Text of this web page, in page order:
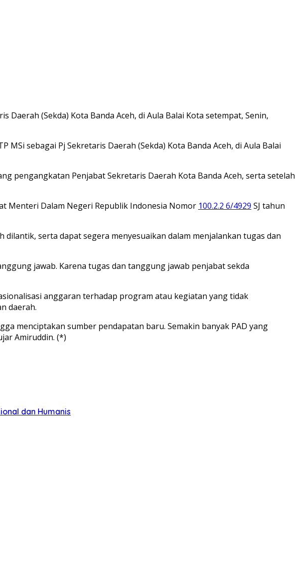
Daerah (Sekda) Kota Banda Aceh, di Aula Balai Kota setempat, Senin,
MSi sebagai Pj Sekretaris Daerah (Sekda) Kota Banda Aceh, di Aula Balai
pengangkatan Penjabat Sekretaris Daerah Kota Banda Aceh, serta setelah
Menteri Dalam Negeri Republik Indonesia Nomor 100.2.2 6/4929 SJ tahun
dilantik, serta dapat segera menyesuaikan dalam menjalankan tugas dan
jawab. Karena tugas dan tanggung jawab penjabat sekda
anggaran terhadap program atau kegiatan yang tidak
daerah.
menciptakan sumber pendapatan baru. Semakin banyak PAD yang
Amiruddin. (*)
dan Humanis